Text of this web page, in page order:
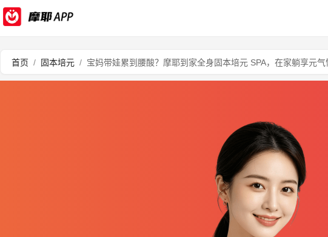
首页 / 固本培元 / 宝妈带娃累到腰酸？摩耶到家全身固本培元 SPA，在家躺享元